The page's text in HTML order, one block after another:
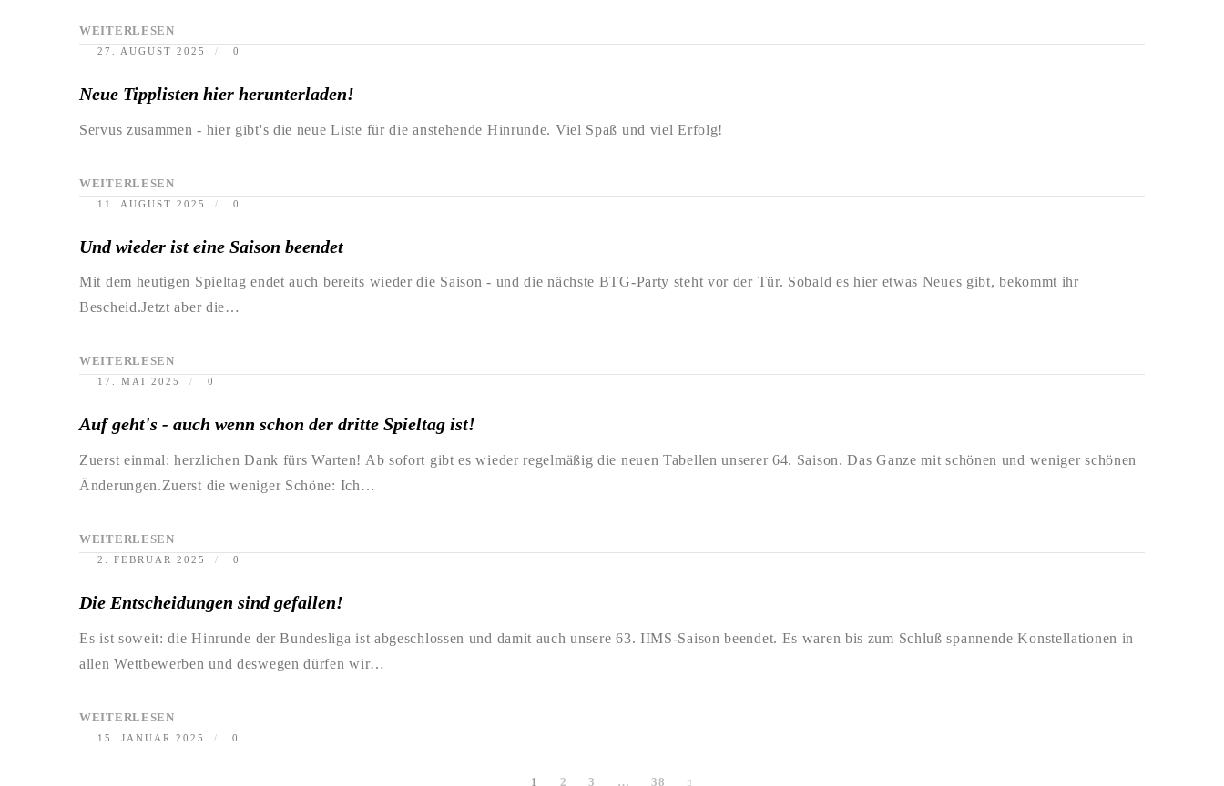
WEITERLESEN
27. AUGUST 2025 0
Neue Tipplisten hier herunterladen!
Servus zusammen - hier gibt's die neue Liste für die anstehende Hinrunde. Viel Spaß und viel Erfolg!
WEITERLESEN
11. AUGUST 2025 0
Und wieder ist eine Saison beendet
Mit dem heutigen Spieltag endet auch bereits wieder die Saison - und die nächste BTG-Party steht vor der Tür. Sobald es hier etwas Neues gibt, bekommt ihr
Bescheid.Jetzt aber die…
WEITERLESEN
17. MAI 2025 0
Auf geht's - auch wenn schon der dritte Spieltag ist!
Zuerst einmal: herzlichen Dank fürs Warten! Ab sofort gibt es wieder regelmäßig die neuen Tabellen unserer 64. Saison. Das Ganze mit schönen und weniger schönen
Änderungen.Zuerst die weniger Schöne: Ich…
WEITERLESEN
2. FEBRUAR 2025 0
Die Entscheidungen sind gefallen!
Es ist soweit: die Hinrunde der Bundesliga ist abgeschlossen und damit auch unsere 63. IIMS-Saison beendet. Es waren bis zum Schluß spannende Konstellationen in
allen Wettbewerben und deswegen dürfen wir…
WEITERLESEN
15. JANUAR 2025 0
1 2 3 … 38